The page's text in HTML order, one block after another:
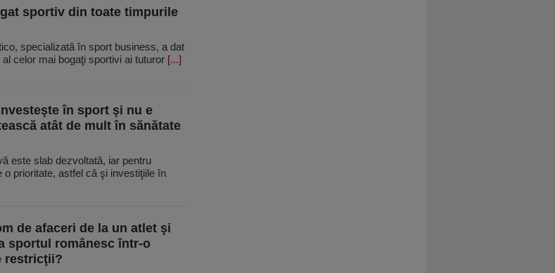
sportiv din toate timpurile
specializată în sport business, a dat
celor mai bogaţi sportivi ai tuturor [...]
în sport şi nu e
atât de mult în sănătate
este slab dezvoltată, iar pentru
prioritate, astfel că şi investiţiile în
de afaceri de la un atlet şi
sportul românesc într-o
restricţii?